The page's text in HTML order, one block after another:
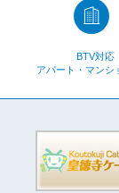
BTV対応
アパート・マンシ